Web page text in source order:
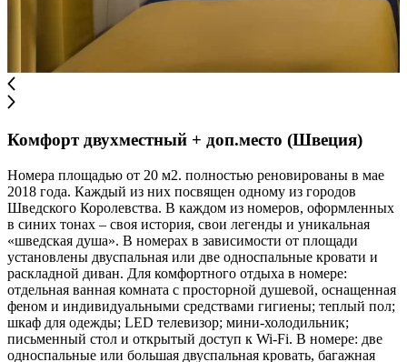
Комфорт двухместный + доп.место (Швеция)
Номера площадью от 20 м2. полностью реновированы в мае
2018 года. Каждый из них посвящен одному из городов
Шведского Королевства. В каждом из номеров, оформленных
в синих тонах – своя история, свои легенды и уникальная
«шведская душа». В номерах в зависимости от площади
установлены двуспальная или две односпальные кровати и
раскладной диван. Для комфортного отдыха в номере:
отдельная ванная комната с просторной душевой, оснащенная
феном и индивидуальными средствами гигиены; теплый пол;
шкаф для одежды; LED телевизор; мини-холодильник;
письменный стол и открытый доступ к Wi-Fi. В номере: две
односпальные или большая двуспальная кровать, багажная